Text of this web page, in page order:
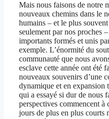
Mais nous faisons de notre
nouveaux chemins dans le
humains – et le plus
seulement par nos proches
importants formés et unis
exemple. L’énormité du
communauté que nous
esclave cette année ont été
nouveaux souvenirs d’une
dynamique et en expansion
qui a essayé si dur de nous
perspectives commencent à
jours de plus en plus courts